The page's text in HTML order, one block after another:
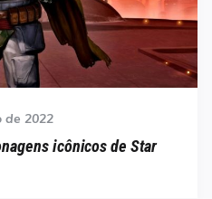
de 2022
icônicos de Star